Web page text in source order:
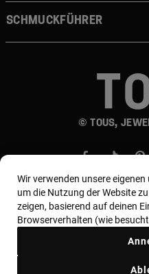
© TOUS,
Schmuckführer
Land und
Allgemeine
Wir verwenden unsere
um die Nutzung der Website
zeigen, basierend auf deinen
Browserverhalten (wie